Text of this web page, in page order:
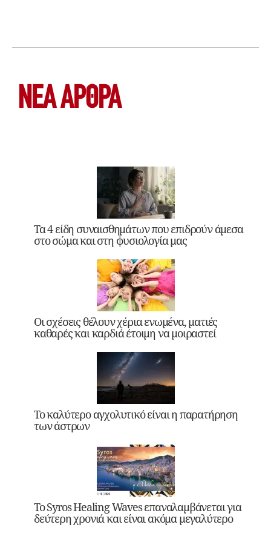
ΝΕΑ ΆΡΘΡΑ
Τα 4 είδη συναισθημάτων που επιδρούν άμεσα
στο σώμα και στη φυσιολογία μας
Οι σχέσεις θέλουν χέρια ενωμένα, ματιές
καθαρές και καρδιά έτοιμη να μοιραστεί
Το καλύτερο αγχολυτικό είναι η παρατήρηση
των άστρων
Το Syros Healing Waves επαναλαμβάνεται για
δεύτερη χρονιά και είναι ακόμα μεγαλύτερο